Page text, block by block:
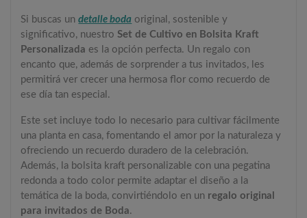
Si buscas undetalle boda original, sostenible y
significativo, nuestroSet de Cultivo en Bolsita Kraft
Personalizada es la opción perfecta. Un regalo con
encanto que, además de sorprender a tus invitados, les
permitirá ver crecer una hermosa flor como recuerdo de
ese día tan especial.
Este set incluye todo lo necesario para cultivar fácilmente
una planta en casa, fomentando el amor por la naturaleza y
ofreciendo un recuerdo duradero de la celebración.
Además, la bolsita kraft personalizable con una pegatina
redonda a todo color permite adaptar el diseño a la
temática de la boda, convirtiéndolo en un regalo original
para invitados de Boda.